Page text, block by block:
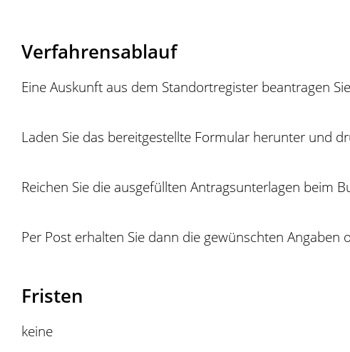
Verfahrensablauf
Eine Auskunft aus dem Standortregister beantragen
Laden Sie das bereitgestellte Formular herunter und
Reichen Sie die ausgefüllten Antragsunterlagen beim
Per Post erhalten Sie dann die gewünschten
Fristen
keine